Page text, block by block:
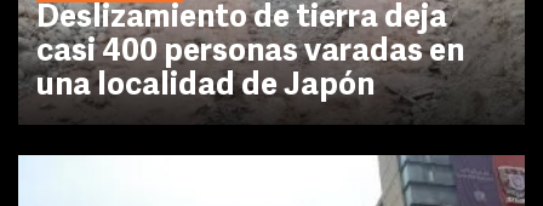
Deslizamiento de tierra deja
casi 400 personas varadas en
una localidad de Japón